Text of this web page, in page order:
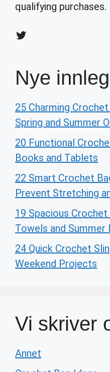
qualifying purchases.
Twitter
Nye
25 Charming
Spring and Summer
20 Functional
Books and Tablets
22 Smart Crochet
Prevent Stretching
19 Spacious
Towels and Summer
24 Quick Crochet
Weekend Projects
Vi skriver
Annet